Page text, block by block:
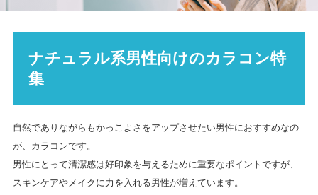
ナチュラル系男性向けのカラコン特
集
自然でありながらもかっこよさをアップさせたい男性におすすめなの
が、カラコンです。
男性にとって清潔感は好印象を与えるために重要なポイントですが、
スキンケアやメイクに力を入れる男性が増えています。